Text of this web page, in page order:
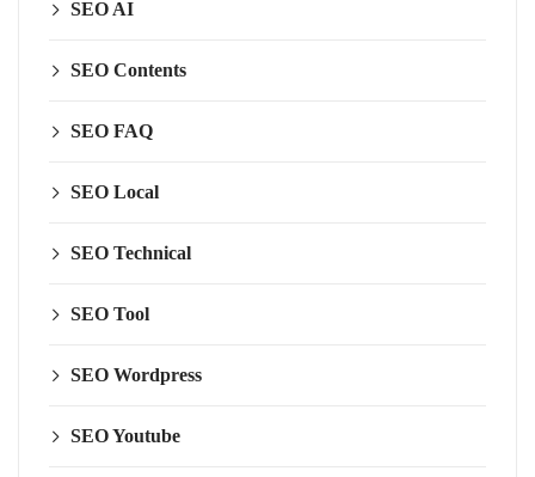
SEO AI
SEO Contents
SEO FAQ
SEO Local
SEO Technical
SEO Tool
SEO Wordpress
SEO Youtube